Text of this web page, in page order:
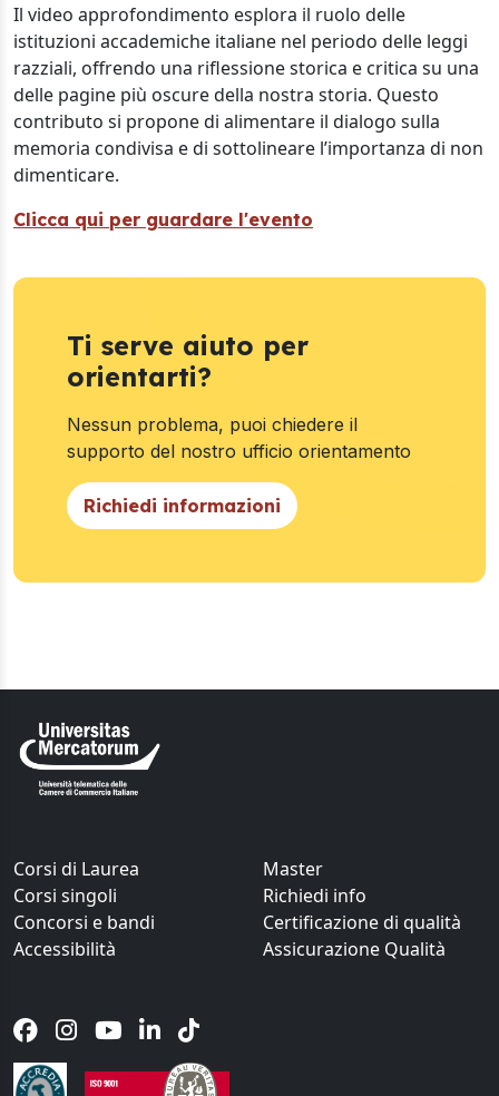
Il video approfondimento esplora il ruolo delle
istituzioni accademiche italiane nel periodo delle leggi
razziali, offrendo una riflessione storica e critica su una
delle pagine più oscure della nostra storia. Questo
contributo si propone di alimentare il dialogo sulla
memoria condivisa e di sottolineare l’importanza di non
dimenticare.
Clicca qui per guardare l'evento
Ti serve aiuto per
orientarti?
Nessun problema, puoi chiedere il
supporto del nostro ufficio orientamento
Richiedi informazioni
Corsi di Laurea
Master
Corsi singoli
Richiedi info
Concorsi e bandi
Certificazione di qualità
Accessibilità
Assicurazione Qualità